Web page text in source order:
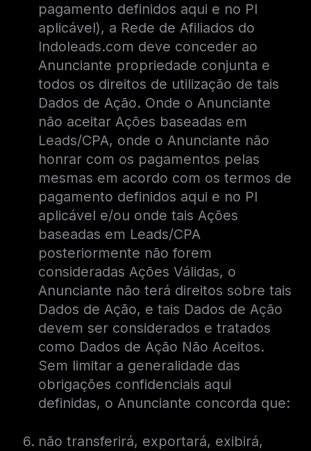
pagamento definidos aqui e no PI
aplicável), a Rede de Afiliados do
Indoleads.com deve conceder ao
Anunciante propriedade conjunta e
todos os direitos de utilização de tais
Dados de Ação. Onde o Anunciante
não aceitar Ações baseadas em
Leads/CPA, onde o Anunciante não
honrar com os pagamentos pelas
mesmas em acordo com os termos de
pagamento definidos aqui e no PI
aplicável e/ou onde tais Ações
baseadas em Leads/CPA
posteriormente não forem
consideradas Ações Válidas, o
Anunciante não terá direitos sobre tais
Dados de Ação, e tais Dados de Ação
devem ser considerados e tratados
como Dados de Ação Não Aceitos.
Sem limitar a generalidade das
obrigações confidenciais aqui
definidas, o Anunciante concorda que:
não transferirá, exportará, exibirá,